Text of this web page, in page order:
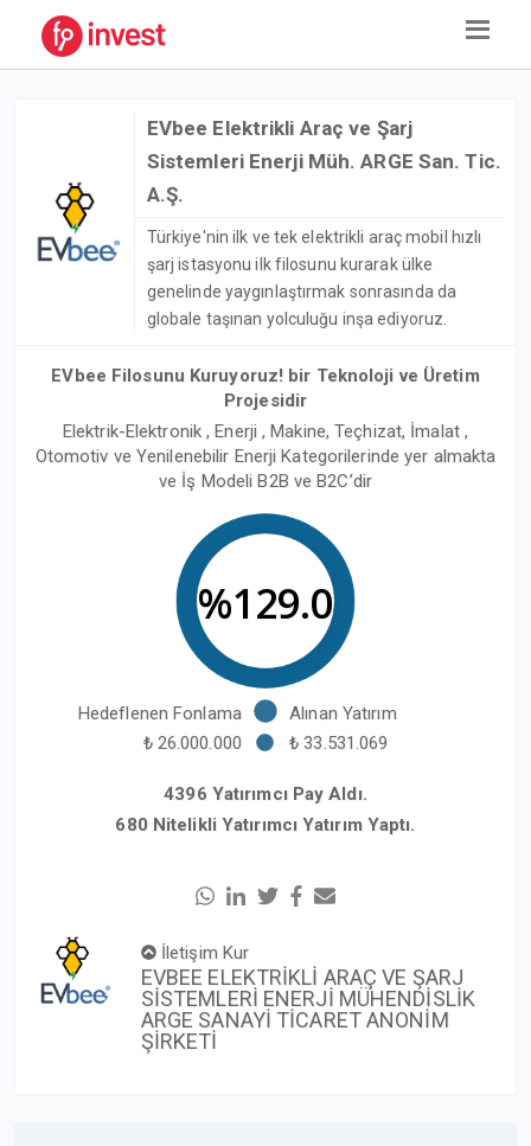
EVbee Elektrikli Araç ve Şarj
Sistemleri Enerji Müh. ARGE San. Tic.
A.Ş.
Türkiye'nin ilk ve tek elektrikli araç mobil hızlı
şarj istasyonu ilk filosunu kurarak ülke
genelinde yaygınlaştırmak sonrasında da
globale taşınan yolculuğu inşa ediyoruz.
EVbee Filosunu Kuruyoruz! bir Teknoloji ve Üretim
Projesidir
Elektrik-Elektronik , Enerji , Makine, Teçhizat, İmalat ,
Otomotiv ve Yenilenebilir Enerji Kategorilerinde yer almakta
ve İş Modeli B2B ve B2C’dir
%129.0
Hedeflenen Fonlama
Alınan Yatırım
₺ 26.000.000
₺ 33.531.069
4396 Yatırımcı Pay Aldı.
680 Nitelikli Yatırımcı Yatırım Yaptı.
İletişim Kur
EVBEE ELEKTRİKLİ ARAÇ VE ŞARJ
SİSTEMLERİ ENERJİ MÜHENDİSLİK
ARGE SANAYİ TİCARET ANONİM
ŞİRKETİ